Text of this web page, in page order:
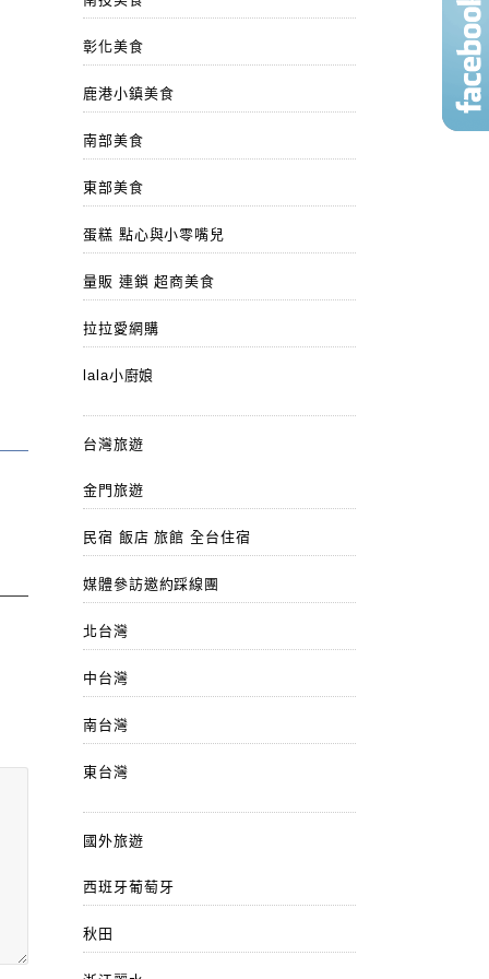
彰化美食
鹿港小鎮美食
南部美食
東部美食
蛋糕 點心與小零嘴兒
量販 連鎖 超商美食
拉拉愛網購
lala小廚娘
台灣旅遊
金門旅遊
民宿 飯店 旅館 全台住宿
媒體參訪邀約踩線團
北台灣
中台灣
南台灣
東台灣
國外旅遊
西班牙葡萄牙
秋田